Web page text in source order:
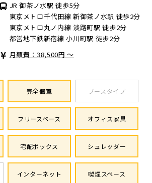
JR 御茶ノ水駅 徒歩5分
東京メトロ千代田線 新御茶ノ水駅 徒歩2分
東京メトロ丸ノ内線 淡路町駅 徒歩2分
都営地下鉄新宿線 小川町駅 徒歩2分
月額費：38,500円 ～
完全個室 ブースタイプ
フリースペース オフィス家具
宅配ボックス シュレッダー
インターネット 喫煙スペース